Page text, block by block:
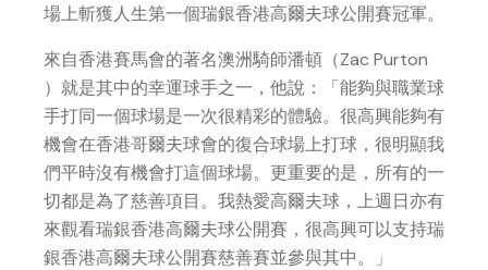
場上斬獲人生第一個瑞銀香港高爾夫球公開賽冠軍。
來自香港賽馬會的著名澳洲騎師潘頓（Zac Purton
）就是其中的幸運球手之一，他說：「能夠與職業球
手打同一個球場是一次很精彩的體驗。很高興能夠有
機會在香港哥爾夫球會的復合球場上打球，很明顯我
們平時沒有機會打這個球場。更重要的是，所有的一
切都是為了慈善項目。我熱愛高爾夫球，上週日亦有
來觀看瑞銀香港高爾夫球公開賽，很高興可以支持瑞
銀香港高爾夫球公開賽慈善賽並參與其中。」